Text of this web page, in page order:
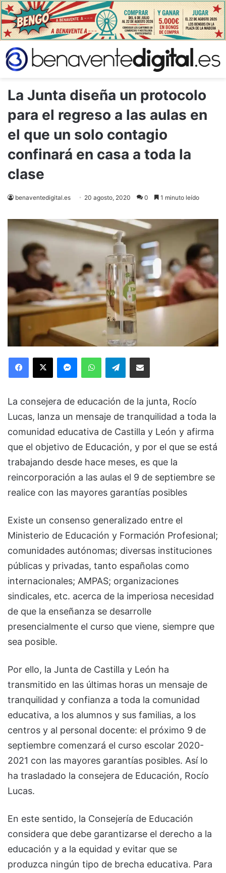
La Junta diseña un protocolo
para el regreso a las aulas en
el que un solo contagio
confinará en casa a toda la
clase
benaventedigital.es 20 agosto, 2020 0 1 minuto leído
Facebook
X MessengerWhatsAppTelegramCompartir via Email
La consejera de educación de la junta, Rocío
Lucas, lanza un mensaje de tranquilidad a toda la
comunidad educativa de Castilla y León y afirma
que el objetivo de Educación, y por el que se está
trabajando desde hace meses, es que la
reincorporación a las aulas el 9 de septiembre se
realice con las mayores garantías posibles
Existe un consenso generalizado entre el
Ministerio de Educación y Formación Profesional;
comunidades autónomas; diversas instituciones
públicas y privadas, tanto españolas como
internacionales; AMPAS; organizaciones
sindicales, etc. acerca de la imperiosa necesidad
de que la enseñanza se desarrolle
presencialmente el curso que viene, siempre que
sea posible.
Por ello, la Junta de Castilla y León ha
transmitido en las últimas horas un mensaje de
tranquilidad y confianza a toda la comunidad
educativa, a los alumnos y sus familias, a los
centros y al personal docente: el próximo 9 de
septiembre comenzará el curso escolar 2020-
2021 con las mayores garantías posibles. Así lo
ha trasladado la consejera de Educación, Rocío
Lucas.
En este sentido, la Consejería de Educación
considera que debe garantizarse el derecho a la
educación y a la equidad y evitar que se
produzca ningún tipo de brecha educativa. Para